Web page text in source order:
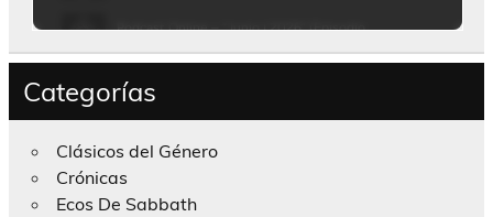
Categorías
Clásicos del Género
Crónicas
Ecos De Sabbath